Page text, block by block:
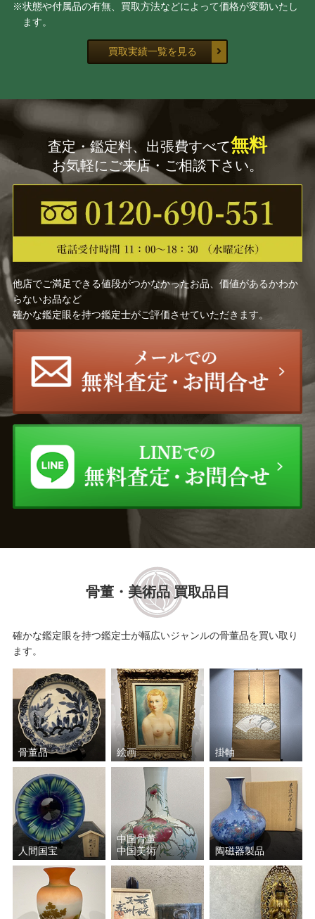
※状態や付属品の有無、買取方法などによって価格が変動いたし
ます。
買取実績一覧を見る
査定・鑑定料、出張費すべて無料
お気軽にご来店・ご相談下さい。
他店でご満足できる値段がつかなかったお品、価値があるかわか
らないお品など
確かな鑑定眼を持つ鑑定士がご評価させていただきます。
骨董・美術品 買取品目
確かな鑑定眼を持つ鑑定士が幅広いジャンルの骨董品を買い取り
ます。
骨董品 絵画 掛軸
人間国宝
中国骨董
中国美術
陶磁器製品